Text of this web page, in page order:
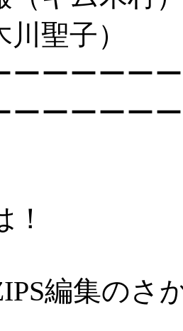
聖子）
ーーーーー
ーーーーー
編集のさ